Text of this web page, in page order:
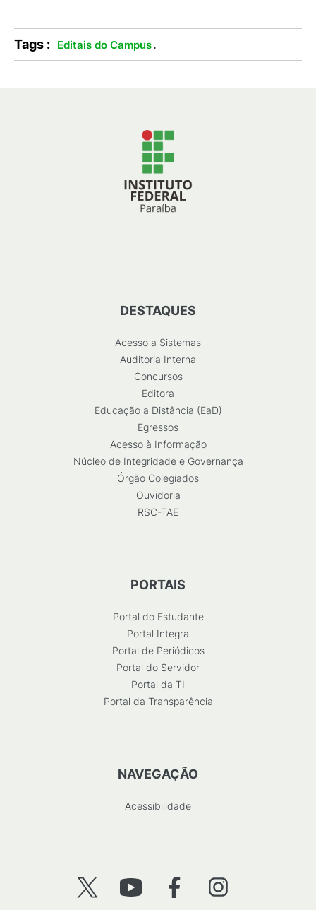
Tags : Editais do Campus.
DESTAQUES
Acesso a Sistemas
Auditoria Interna
Concursos
Editora
Educação a Distância (EaD)
Egressos
Acesso à Informação
Núcleo de Integridade e Governança
Órgão Colegiados
Ouvidoria
RSC-TAE
PORTAIS
Portal do Estudante
Portal Integra
Portal de Periódicos
Portal do Servidor
Portal da TI
Portal da Transparência
NAVEGAÇÃO
Acessibilidade